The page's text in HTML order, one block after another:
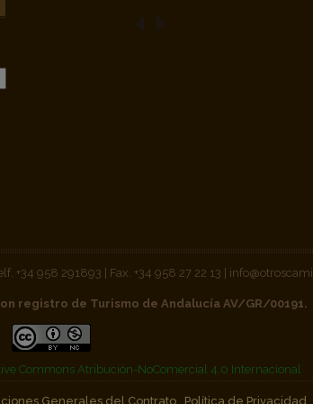
+34 958 291893 | Fax. +34 958 27 22 13 |
registro de Turismo de Andalucía AV/GR/00191.
Commons Atribución-NoComercial 4.0 Internacional
Generales del Contrato Política de Privacidad